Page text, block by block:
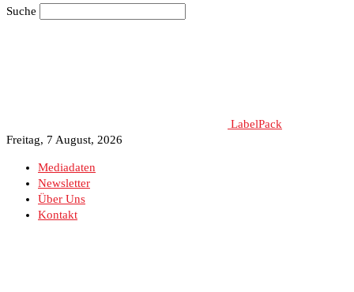
Suche
LabelPack
Freitag, 7 August, 2026
Mediadaten
Newsletter
Über Uns
Kontakt